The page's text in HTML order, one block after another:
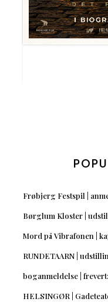
Frøbjerg Festspil |
Børglum Kloster |
Mord på Vibrafonen |
RUNDETAARN |
boganmeldelse |
HELSINGØR |